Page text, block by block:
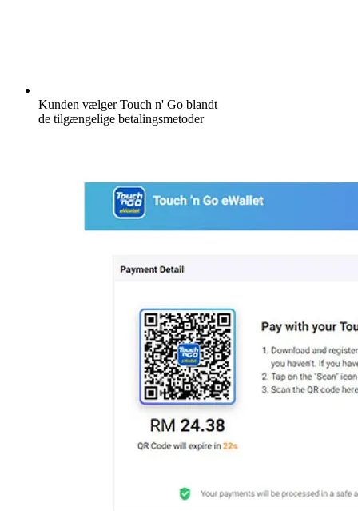
Kunden vælger Touch n' Go blandt
de tilgængelige betalingsmetoder